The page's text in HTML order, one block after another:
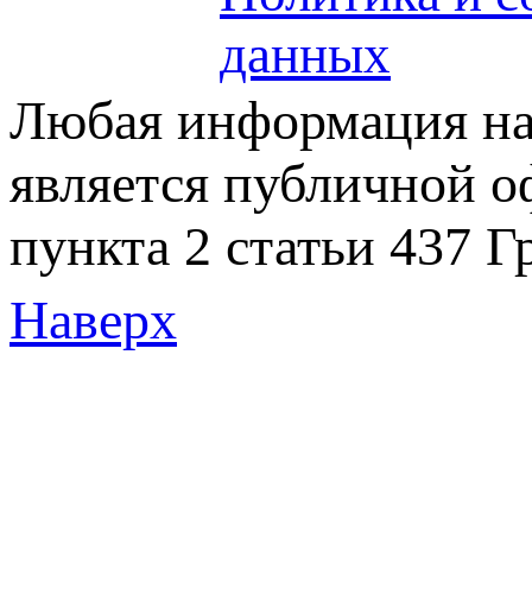
данных
Любая информация на
является публичной
пункта 2 статьи 437
Наверх